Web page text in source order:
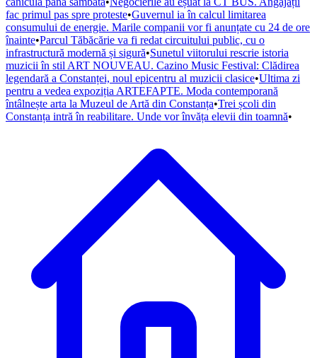
fac primul pas spre proteste•Guvernul ia în calcul limitarea
consumului de energie. Marile companii vor fi anunțate cu 24 de ore
înainte•Parcul Tăbăcărie va fi redat circuitului public, cu o
infrastructură modernă și sigură•Sunetul viitorului rescrie istoria
muzicii în stil ART NOUVEAU. Cazino Music Festival: Clădirea
legendară a Constanței, noul epicentru al muzicii clasice•Ultima zi
pentru a vedea expoziția ARTEFAPTE. Moda contemporană
întâlnește arta la Muzeul de Artă din Constanța•Trei școli din
Constanța intră în reabilitare. Unde vor învăța elevii din toamnă•